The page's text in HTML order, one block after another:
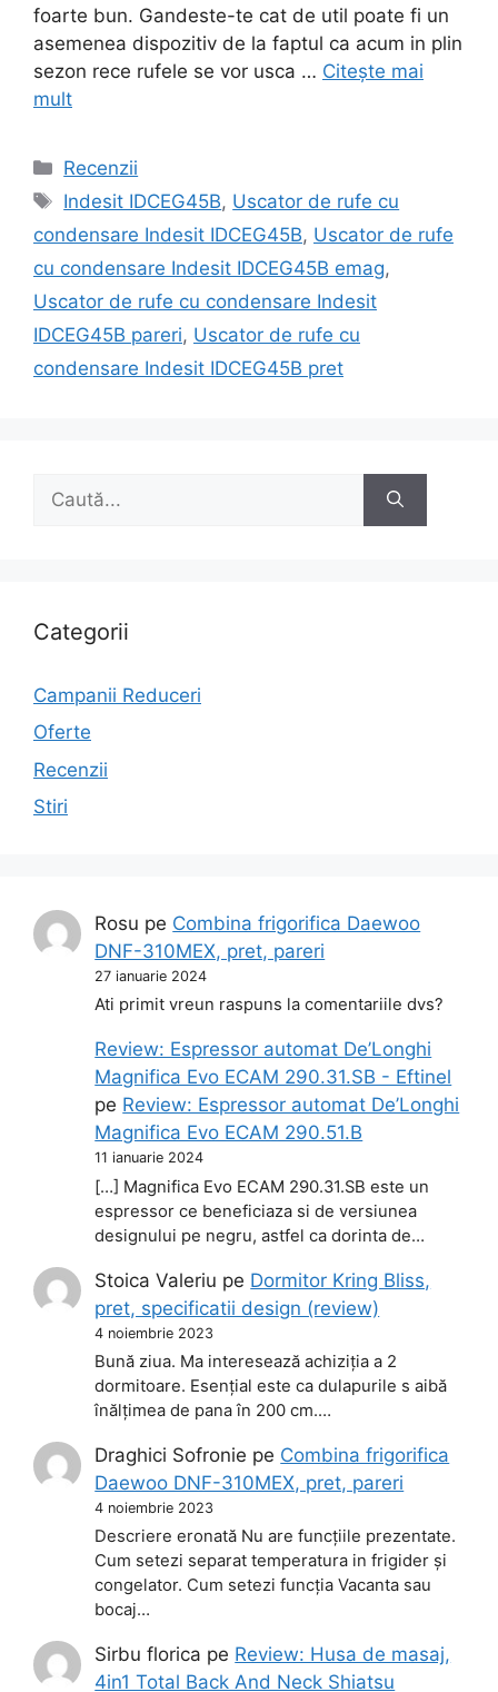
foarte bun. Gandeste-te cat de util poate fi un
asemenea dispozitiv de la faptul ca acum in plin
sezon rece rufele se vor usca … Citește mai
mult
Categorii
Recenzii
Etichete
Indesit IDCEG45B, Uscator de rufe cu
condensare Indesit IDCEG45B, Uscator de rufe
cu condensare Indesit IDCEG45B emag,
Uscator de rufe cu condensare Indesit
IDCEG45B pareri, Uscator de rufe cu
condensare Indesit IDCEG45B pret
după:
Categorii
Campanii Reduceri
Oferte
Recenzii
Stiri
Rosu pe Combina frigorifica Daewoo
DNF-310MEX, pret, pareri
27 ianuarie 2024
Ati primit vreun raspuns la comentariile dvs?
Review: Espressor automat De’Longhi
Magnifica Evo ECAM 290.31.SB - Eftinel
pe Review: Espressor automat De’Longhi
Magnifica Evo ECAM 290.51.B
11 ianuarie 2024
[…] Magnifica Evo ECAM 290.31.SB este un
espressor ce beneficiaza si de versiunea
designului pe negru, astfel ca dorinta de…
Stoica Valeriu pe Dormitor Kring Bliss,
pret, specificatii design (review)
4 noiembrie 2023
Bună ziua. Ma interesează achiziția a 2
dormitoare. Esențial este ca dulapurile s aibă
înălțimea de pana în 200 cm.…
Draghici Sofronie pe Combina frigorifica
Daewoo DNF-310MEX, pret, pareri
4 noiembrie 2023
Descriere eronată Nu are funcțiile prezentate.
Cum setezi separat temperatura in frigider și
congelator. Cum setezi funcția Vacanta sau
bocaj…
Sirbu florica pe Review: Husa de masaj,
4in1 Total Back And Neck Shiatsu